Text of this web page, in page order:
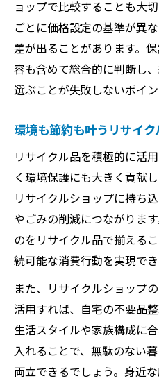
ョップで比較することも大
ごとに価格設定の基準が異
差が出ることがあります。
容も含めて総合的に判断し
選ぶことが失敗しないポイン
環境も節約も叶うリサイ
リサイクル品を積極的に活
く環境保護にも大きく貢献
リサイクルショップに持ち
やごみの削減につながりま
のをリサイクル品で揃える
続可能な消費行動を実現でき
また、リサイクルショップ
活用すれば、自宅の不要品
生活スタイルや家族構成に
入れることで、無駄のない
両立できるでしょう。身近